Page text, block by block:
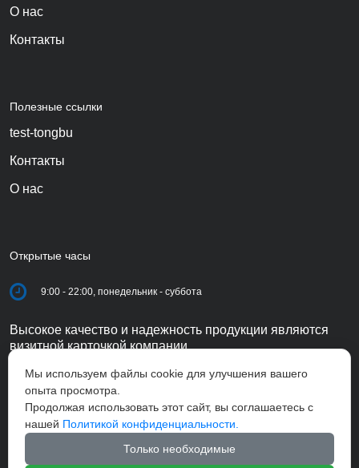
О нас
Контакты
Полезные ссылки
test-tongbu
Контакты
О нас
Открытые часы
9:00 - 22:00, понедельник - суббота
Высокое качество и надежность продукции являются
визитной карточкой компании.
Мы используем файлы cookie для улучшения вашего
опыта просмотра.
Продолжая использовать этот сайт, вы соглашаетесь с
нашей Политикой конфиденциальности.
Только необходимые